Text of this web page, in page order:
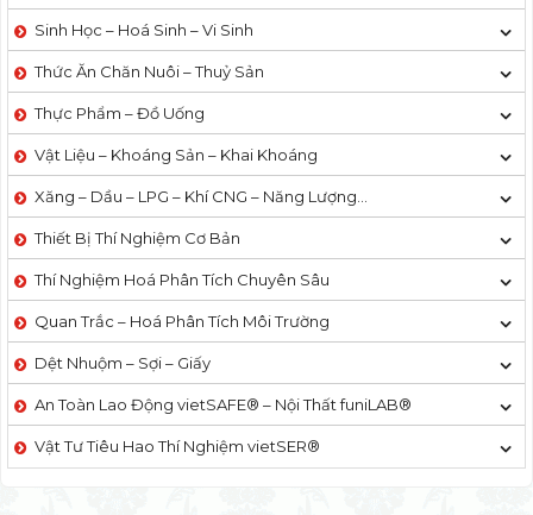
Sinh Học – Hoá Sinh – Vi Sinh
Thức Ăn Chăn Nuôi – Thuỷ Sản
Thực Phẩm – Đồ Uống
Vật Liệu – Khoáng Sản – Khai Khoáng
Xăng – Dầu – LPG – Khí CNG – Năng Lượng…
Thiết Bị Thí Nghiệm Cơ Bản
Thí Nghiệm Hoá Phân Tích Chuyên Sâu
Quan Trắc – Hoá Phân Tích Môi Trường
Dệt Nhuộm – Sợi – Giấy
An Toàn Lao Động vietSAFE® – Nội Thất funiLAB®
Vật Tư Tiêu Hao Thí Nghiệm vietSER®